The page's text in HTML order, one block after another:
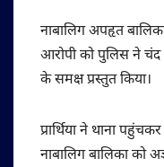
नाबालिग अपहृत
आरोपी को पुलिस ने चंद
के समक्ष प्रस्तुत किया।
प्रार्थिया ने थाना
नाबालिग बालिका को